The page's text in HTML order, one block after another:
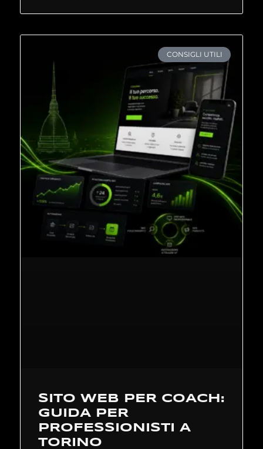
CONSIGLI UTILI
SITO WEB PER COACH:
GUIDA PER
PROFESSIONISTI A
TORINO